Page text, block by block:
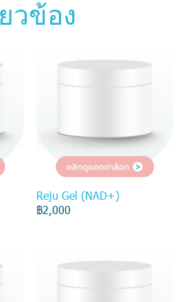
วข้อง
Reju Gel (NAD+)
฿2,000